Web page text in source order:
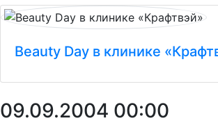
Beauty Day в клинике
09.09.2004 00:00